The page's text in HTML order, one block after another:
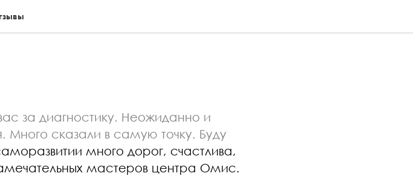
за диагностику. Неожиданно и
Много сказали в самую точку. Буду
много дорог, счастлива,
мастеров центра Омис.